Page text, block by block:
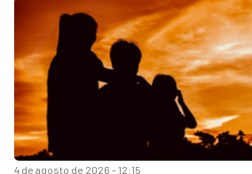
4 de agosto de 2026 - 12:15